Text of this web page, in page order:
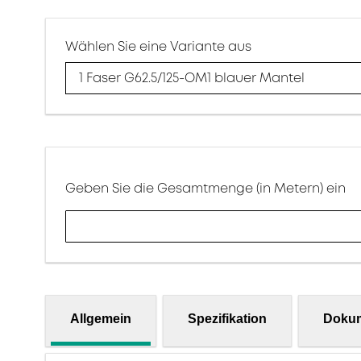
Wählen Sie eine Variante aus
1 Faser G62.5/125-OM1 blauer Mantel
Geben Sie die Gesamtmenge (in Metern) ein
Allgemein Spezifikation